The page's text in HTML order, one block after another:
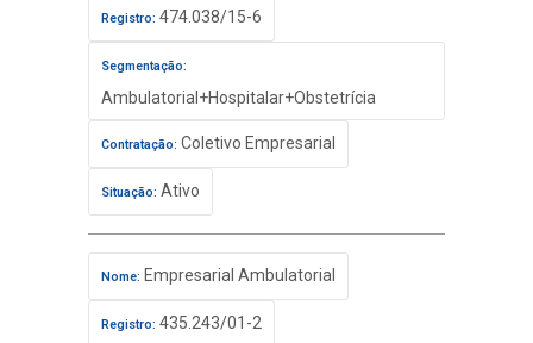
Registro: 474.038/15-6
Segmentação:
Ambulatorial+Hospitalar+Obstetrícia
Contratação: Coletivo Empresarial
Situação: Ativo
Nome: Empresarial Ambulatorial
Registro: 435.243/01-2